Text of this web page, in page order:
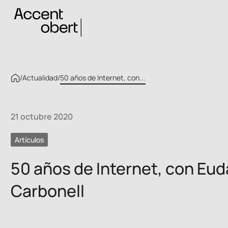
/Actualidad/50 años de Internet, con...
21 octubre 2020
Artículos
50 años de Internet, con
Carbonell